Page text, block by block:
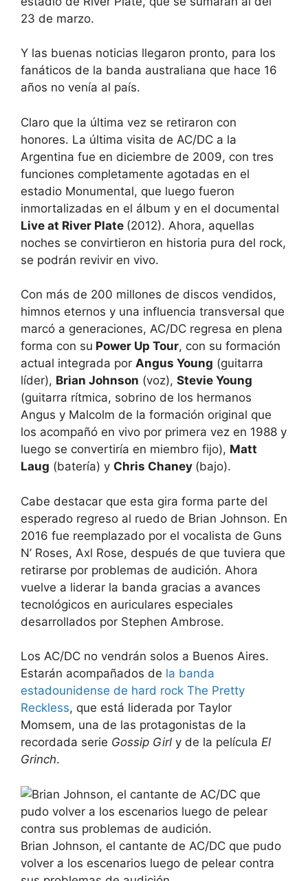
23 de marzo.
Y las buenas noticias llegaron pronto, para los
fanáticos de la banda australiana que hace 16
años no venía al país.
Claro que la última vez se retiraron con
honores. La última visita de AC/DC a la
Argentina fue en diciembre de 2009, con tres
funciones completamente agotadas en el
estadio Monumental, que luego fueron
inmortalizadas en el álbum y en el documental
Live at River Plate (2012). Ahora, aquellas
noches se convirtieron en historia pura del rock,
se podrán revivir en vivo.
Con más de 200 millones de discos vendidos,
himnos eternos y una influencia transversal que
marcó a generaciones, AC/DC regresa en plena
forma con su Power Up Tour, con su formación
actual integrada por Angus Young (guitarra
líder), Brian Johnson (voz), Stevie Young
(guitarra rítmica, sobrino de los hermanos
Angus y Malcolm de la formación original que
los acompañó en vivo por primera vez en 1988 y
luego se convertiría en miembro fijo), Matt
Laug (batería) y Chris Chaney (bajo).
Cabe destacar que esta gira forma parte del
esperado regreso al ruedo de Brian Johnson. En
2016 fue reemplazado por el vocalista de Guns
N’ Roses, Axl Rose, después de que tuviera que
retirarse por problemas de audición. Ahora
vuelve a liderar la banda gracias a avances
tecnológicos en auriculares especiales
desarrollados por Stephen Ambrose.
Los AC/DC no vendrán solos a Buenos Aires.
Estarán acompañados de la banda
estadounidense de hard rock The Pretty
Reckless, que está liderada por Taylor
Momsem, una de las protagonistas de la
recordada serie Gossip Girl y de la película El
Grinch.
Brian Johnson, el cantante de AC/DC que pudo
volver a los escenarios luego de pelear contra